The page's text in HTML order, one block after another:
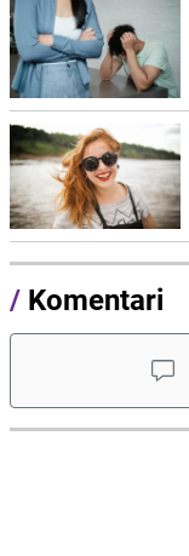
/ Komentari